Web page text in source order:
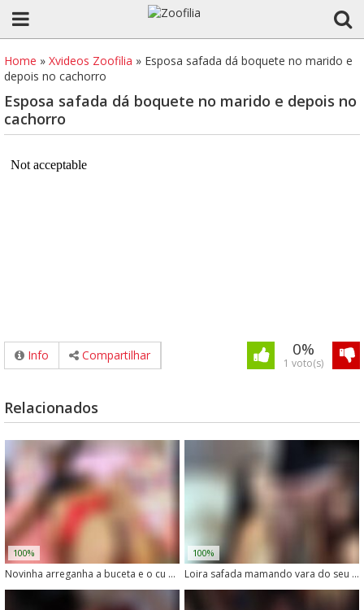
Home » Xvideos Zoofilia » Esposa safada dá boquete no marido e
depois no cachorro
Esposa safada dá boquete no marido e depois no
cachorro
Info Compartilhar 0%
1 voto(s)
Relacionados
100%
Novinha arreganha a buceta e o cu pra cachorro meter gostoso
100%
Loira safada mamando vara do seu cachorro preferido